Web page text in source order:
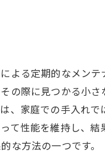
よる定期的なメンテ
の際に見つかる小さ
、家庭での手入れで
て性能を維持し、結
な方法の一つです。